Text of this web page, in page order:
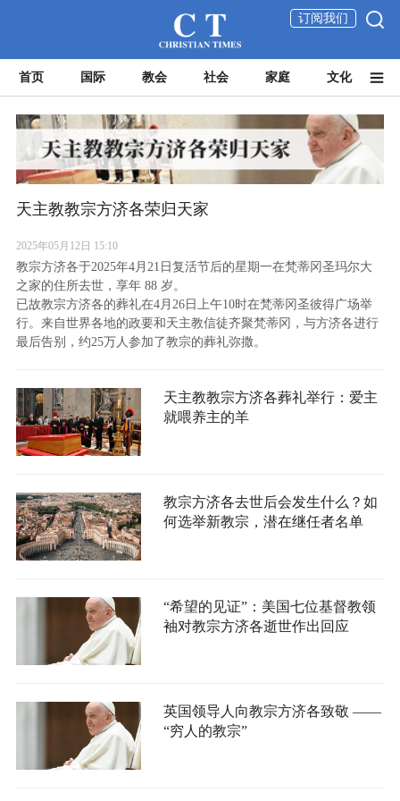
订阅我们
首页 国际 教会 社会 家庭 文化
天主教教宗方济各荣归天家
2025年05月12日 15:10
教宗方济各于2025年4月21日复活节后的星期一在梵蒂冈圣玛尔大
之家的住所去世，享年 88 岁。
已故教宗方济各的葬礼在4月26日上午10时在梵蒂冈圣彼得广场举
行。来自世界各地的政要和天主教信徒齐聚梵蒂冈，与方济各进行
最后告别，约25万人参加了教宗的葬礼弥撒。
天主教教宗方济各葬礼举行：爱主
就喂养主的羊
教宗方济各去世后会发生什么？如
何选举新教宗，潜在继任者名单
“希望的见证”：美国七位基督教领
袖对教宗方济各逝世作出回应
英国领导人向教宗方济各致敬 ——
“穷人的教宗”